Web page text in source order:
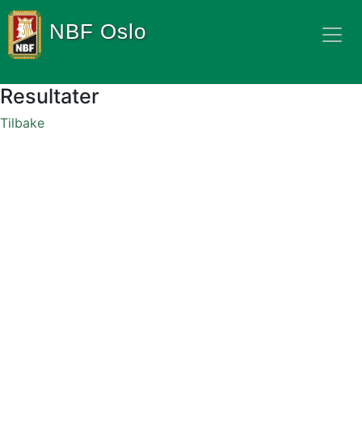
NBF Oslo
Resultater
Tilbake